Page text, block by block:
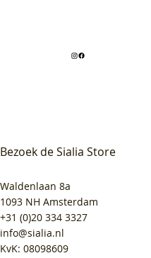
Bezoek de Sialia Store
Waldenlaan 8a
1093 NH Amsterdam
+31 (0)20 334 3327
info@sialia.nl
KvK: 08098609